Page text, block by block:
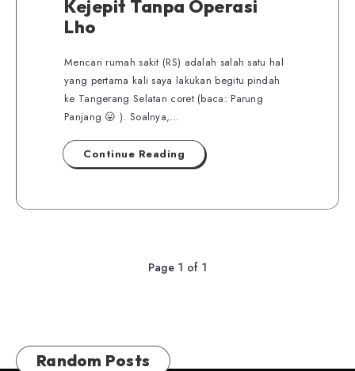
Kejepit Tanpa Operasi
Lho
Mencari rumah sakit (RS) adalah salah satu hal
yang pertama kali saya lakukan begitu pindah
ke Tangerang Selatan coret (baca: Parung
Panjang 😛 ). Soalnya,…
Continue Reading
Page 1 of 1
Random Posts